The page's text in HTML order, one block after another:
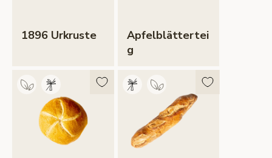
1896 Urkruste
Apfelblättertei
G